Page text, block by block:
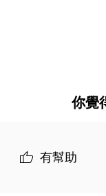
你覺
有幫助